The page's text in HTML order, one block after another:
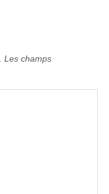
Les champs